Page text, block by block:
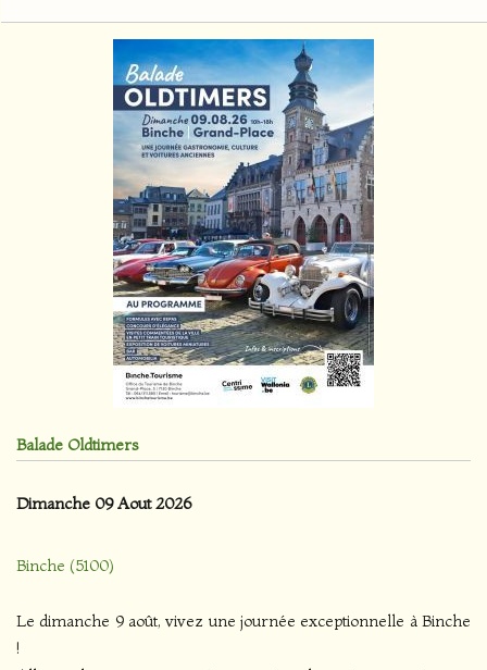
Balade Oldtimers
Dimanche 09 Aout 2026
Binche (5100)
Le dimanche 9 août, vivez une journée exceptionnelle à Binche
!